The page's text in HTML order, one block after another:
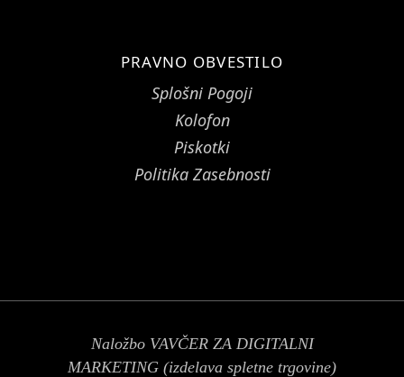
PRAVNO OBVESTILO
Splošni Pogoji
Kolofon
Piskotki
Politika Zasebnosti
Naložbo VAVČER ZA DIGITALNI
MARKETING (izdelava spletne trgovine)